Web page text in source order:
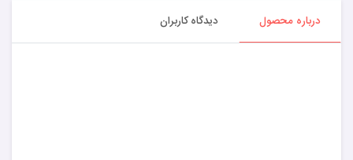
درباره محصول دیدگاه کاربران